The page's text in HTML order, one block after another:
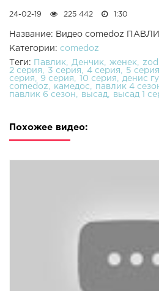
24-02-19 225 442 1:30
Название: Видео comedoz
Категории: comedoz
Теги:
Павлик Денчик женек
2 серия
3 серия 4 серия 5 серия
серия
9 серия 10 серия денис
comedoz
камедос павлик 4
павлик 6 сезон
высад высад 1
Похожее видео: